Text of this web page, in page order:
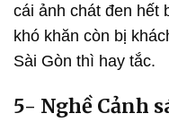
cái ảnh chát đen hết
khó khăn còn bị
Sài Gòn thì hay tắc.
5- Nghề Cảnh